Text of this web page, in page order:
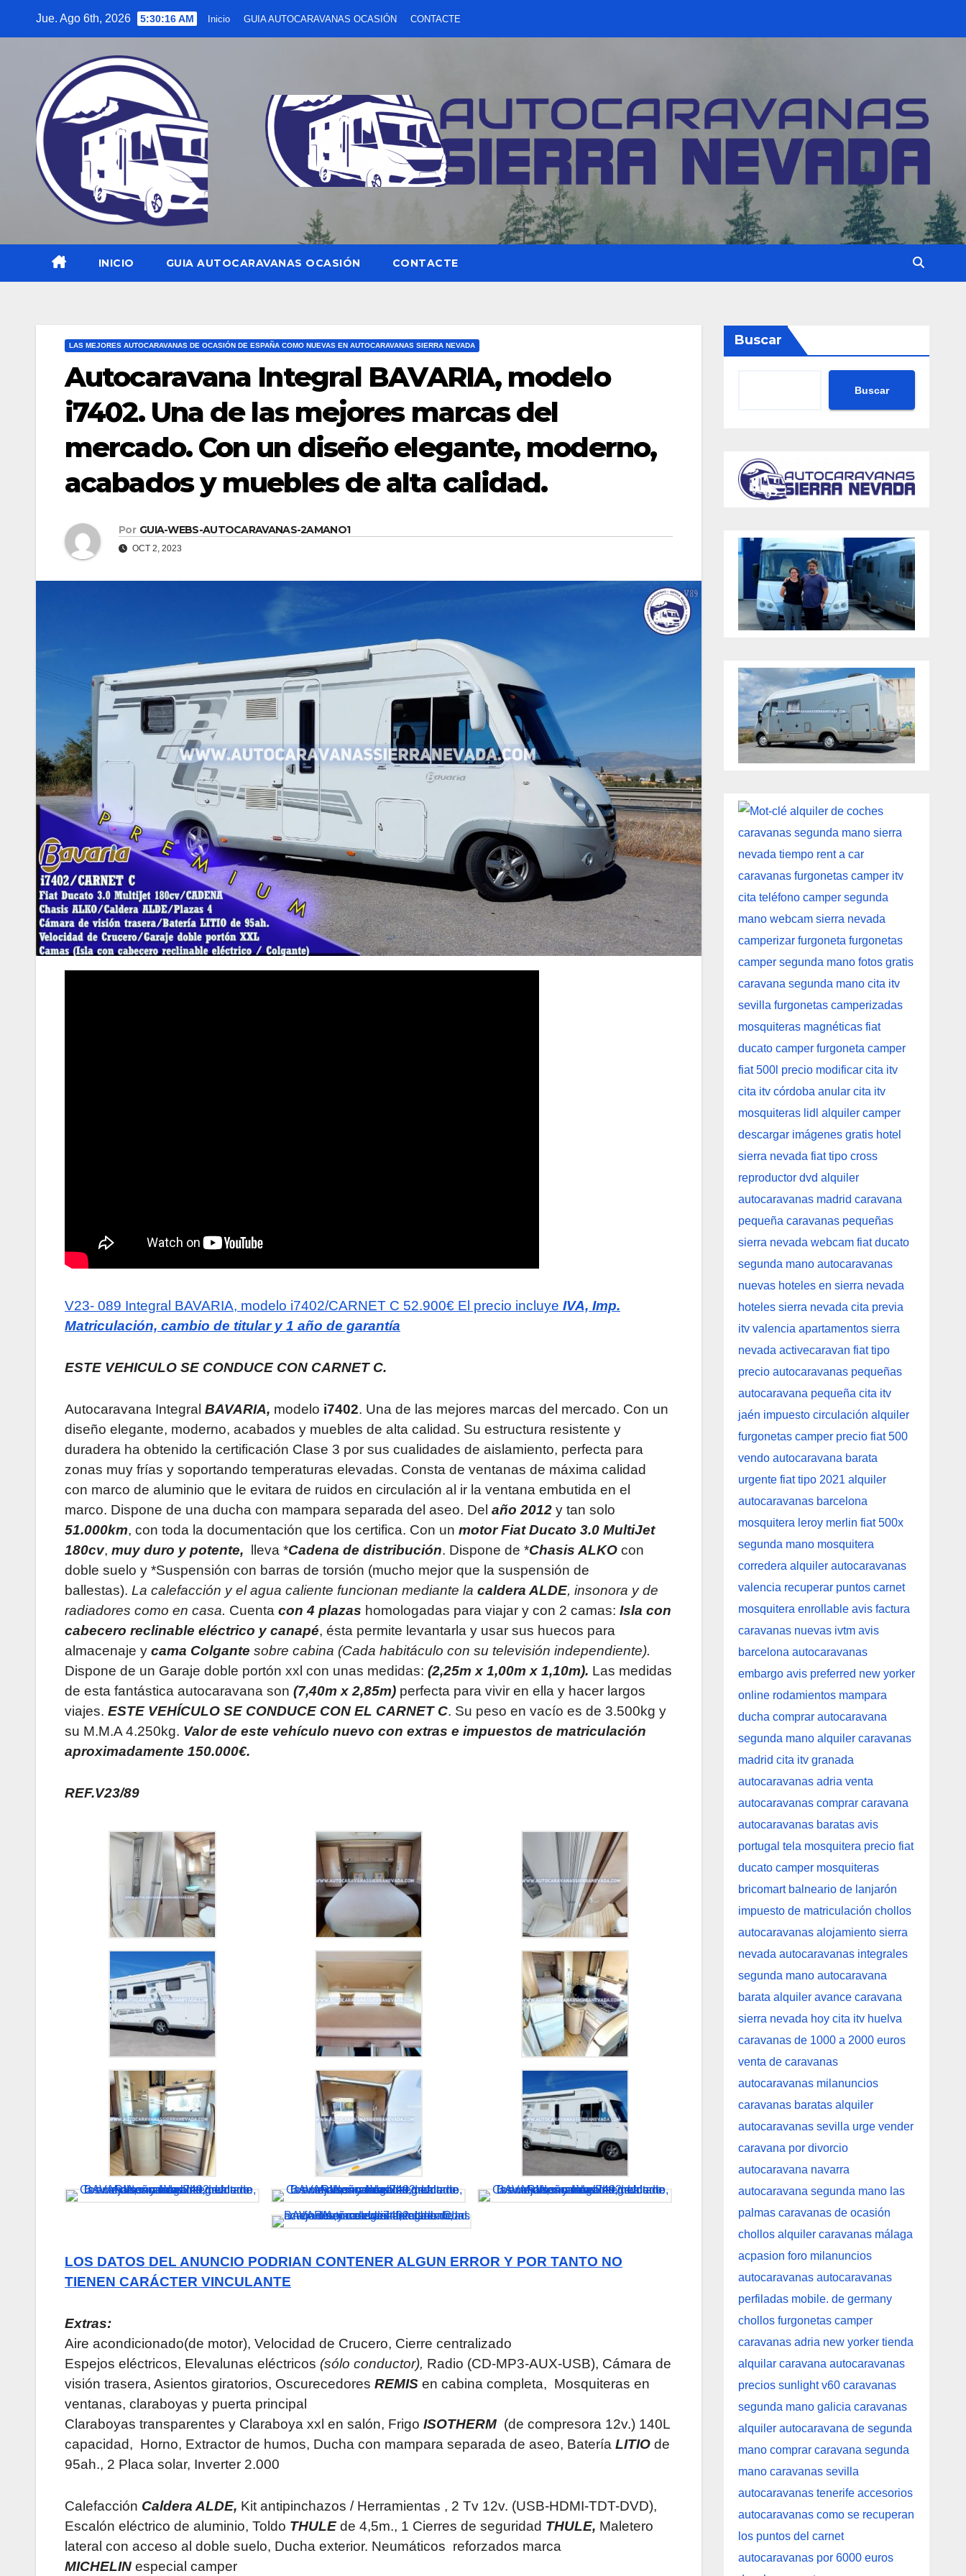
Jue. Ago 6th, 2026 5:30:18 AM Inicio GUIA AUTOCARAVANAS OCASIÓN CONTACTE
INICIO GUIA AUTOCARAVANAS OCASIÓN CONTACTE
LAS MEJORES AUTOCARAVANAS DE OCASIÓN DE ESPAÑA COMO NUEVAS EN AUTOCARAVANAS SIERRA NEVADA
Autocaravana Integral BAVARIA, modelo
i7402. Una de las mejores marcas del
mercado. Con un diseño elegante, moderno,
acabados y muebles de alta calidad.
Por GUIA-WEBS-AUTOCARAVANAS-2AMANO1
OCT 2, 2023
V23- 089 Integral BAVARIA, modelo i7402/CARNET C 52.900€ El precio incluye IVA, Imp.
Matriculación, cambio de titular y 1 año de garantía
ESTE VEHICULO SE CONDUCE CON CARNET C.
Autocaravana Integral BAVARIA, modelo i7402. Una de las mejores marcas del mercado. Con un
diseño elegante, moderno, acabados y muebles de alta calidad. Su estructura resistente y
duradera ha obtenido la certificación Clase 3 por sus cualidades de aislamiento, perfecta para
zonas muy frías y soportando temperaturas elevadas. Consta de ventanas de máxima calidad
con marco de aluminio que le evitara de ruidos en circulación al ir la ventana embutida en el
marco. Dispone de una ducha con mampara separada del aseo. Del año 2012 y tan solo
51.000km, con toda la documentación que los certifica. Con un motorFiat Ducato 3.0 MultiJet
180cv, muy duro y potente, lleva *Cadena de distribución. Dispone de *Chasis ALKO con
doble suelo y *Suspensión con barras de torsión (mucho mejor que la suspensión de
ballestas). La calefacción y el agua caliente funcionan mediante la caldera ALDE, insonora y de
radiadores como en casa. Cuenta con 4 plazas homologadas para viajar y con 2 camas: Isla con
cabecero reclinable eléctrico y canapé, ésta permite levantarla y usar sus huecos para
almacenaje y cama Colgante sobre cabina (Cada habitáculo con su televisión independiente).
Dispone de un Garaje doble portón xxl con unas medidas: (2,25m x 1,00m x 1,10m). Las medidas
de esta fantástica autocaravana son (7,40m x 2,85m) perfecta para vivir en ella y hacer largos
viajes. ESTE VEHÍCULO SE CONDUCE CON EL CARNET C. Su peso en vacío es de 3.500kg y
su M.M.A 4.250kg. Valor de este vehículo nuevo con extras e impuestos de matriculación
aproximadamente 150.000€.
REF.V23/89
LOS DATOS DEL ANUNCIO PODRIAN CONTENER ALGUN ERROR Y POR TANTO NO
TIENEN CARÁCTER VINCULANTE
Extras:
Aire acondicionado(de motor), Velocidad de Crucero, Cierre centralizado
Espejos eléctricos, Elevalunas eléctricos (sólo conductor), Radio (CD-MP3-AUX-USB), Cámara de
visión trasera, Asientos giratorios, Oscurecedores REMIS en cabina completa, Mosquiteras en
ventanas, claraboyas y puerta principal
Claraboyas transparentes y Claraboya xxl en salón, Frigo ISOTHERM (de compresora 12v.) 140L
capacidad, Horno, Extractor de humos, Ducha con mampara separada de aseo, Batería LITIO de
95ah., 2 Placa solar, Inverter 2.000
Calefacción Caldera ALDE, Kit antipinchazos / Herramientas , 2 Tv 12v. (USB-HDMI-TDT-DVD),
Escalón eléctrico de aluminio, Toldo THULE de 4,5m., 1 Cierres de seguridad THULE, Maletero
lateral con acceso al doble suelo, Ducha exterior. Neumáticos reforzados marca
MICHELIN especial camper
Buscar
Buscar